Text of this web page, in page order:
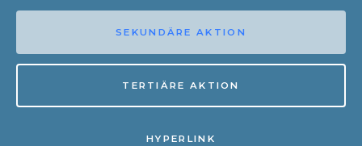
SEKUNDÄRE AKTION
TERTIÄRE AKTION
HYPERLINK